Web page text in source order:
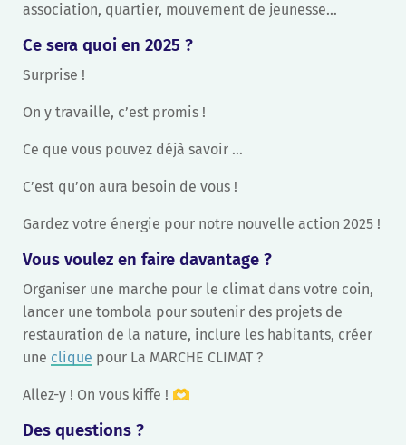
association, quartier, mouvement de jeunesse…
Ce sera quoi en 2025 ?
Surprise !
On y travaille, c’est promis !
Ce que vous pouvez déjà savoir …
C’est qu’on aura besoin de vous !
Gardez votre énergie pour notre nouvelle action 2025 !
Vous voulez en faire davantage ?
Organiser une marche pour le climat dans votre coin,
lancer une tombola pour soutenir des projets de
restauration de la nature, inclure les habitants, créer
une clique pour La MARCHE CLIMAT ?
Allez-y ! On vous kiffe ! 🫶
Des questions ?